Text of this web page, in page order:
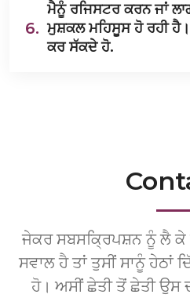
6.
ਮੈਨੂੰ ਰਜਿਸਟਰ ਕਰਨ ਜਾਂ
ਮੁਸ਼ਕਲ ਮਹਿਸੂਸ ਹੋ ਰਹੀ
ਕਰ ਸੱਕਦੇ ਹੋ.
ਜੇਕਰ ਸਬਸਕ੍ਰਿਪਸ਼ਨ ਨੂੰ ਲੈ
ਸਵਾਲ ਹੈ ਤਾਂ ਤੁਸੀਂ ਸਾਨੂੰ ਹੇਠਾਂ
ਹੋ। ਅਸੀਂ ਛੇਤੀ ਤੋਂ ਛੇਤੀ ਉਸ